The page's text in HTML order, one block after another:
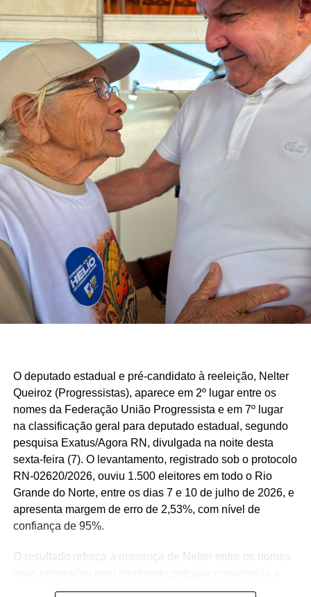
O deputado estadual e pré-candidato à reeleição, Nelter
Queiroz (Progressistas), aparece em 2º lugar entre os
nomes da Federação União Progressista e em 7º lugar
na classificação geral para deputado estadual, segundo
pesquisa Exatus/Agora RN, divulgada na noite desta
sexta-feira (7). O levantamento, registrado sob o protocolo
RN-02620/2026, ouviu 1.500 eleitores em todo o Rio
Grande do Norte, entre os dias 7 e 10 de julho de 2026, e
apresenta margem de erro de 2,53%, com nível de
confiança de 95%.
O resultado reforça a presença de Nelter entre os nomes
competitividade de sua pré-candidatura à reeleição para